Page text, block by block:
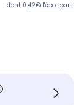
dont 0,42€d'éco-part.